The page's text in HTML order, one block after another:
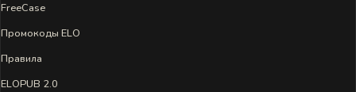
FreeCase
Промокоды ELO
Правила
ELOPUB 2.0